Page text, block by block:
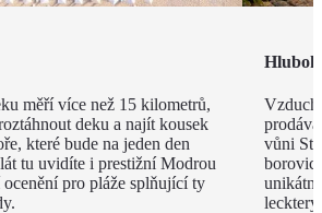
měří více než 15 kilometrů,
deku a najít kousek
které bude na jeden den
tu uvidíte i prestižní Modrou
pro pláže splňující ty
Vzduch
vůni
borovic